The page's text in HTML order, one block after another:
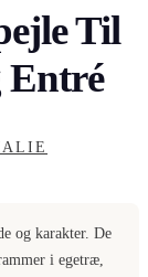
Til
Entré
og karakter. De
i egetræ,